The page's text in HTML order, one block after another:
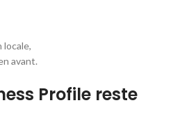
avant.
Profile reste